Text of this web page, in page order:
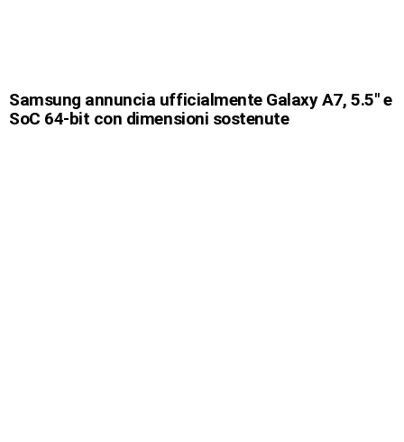
Samsung annuncia ufficialmente Galaxy A7, 5.5″ e
SoC 64-bit con dimensioni sostenute